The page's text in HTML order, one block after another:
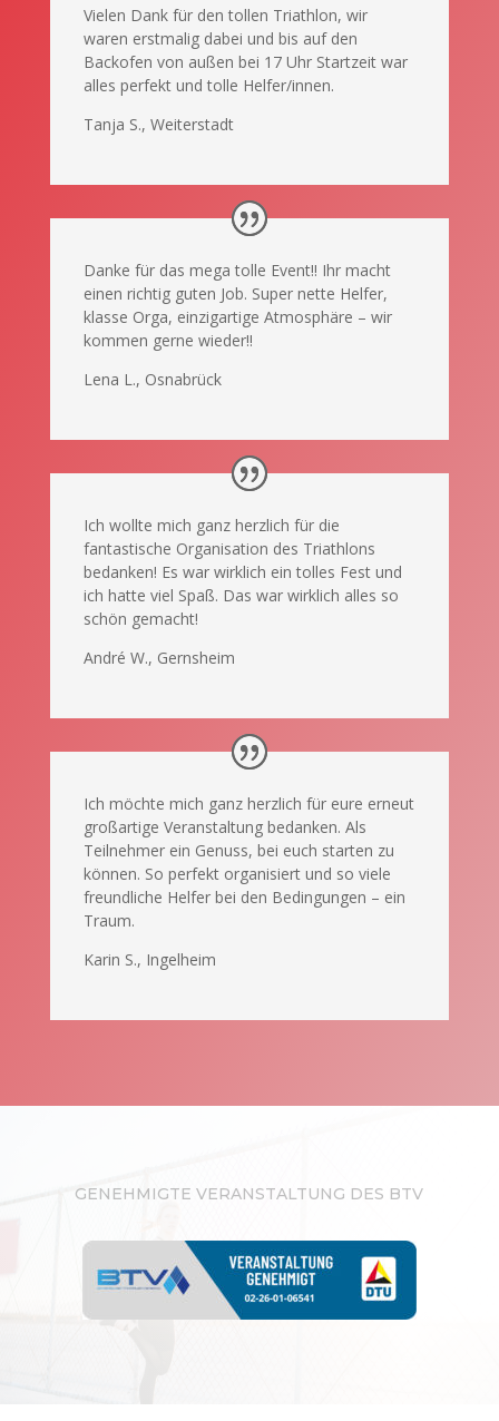
Vielen Dank für den tollen Triathlon, wir
waren erstmalig dabei und bis auf den
Backofen von außen bei 17 Uhr Startzeit war
alles perfekt und tolle Helfer/innen.
Tanja S., Weiterstadt
Danke für das mega tolle Event!! Ihr macht
einen richtig guten Job. Super nette Helfer,
klasse Orga, einzigartige Atmosphäre – wir
kommen gerne wieder!!
Lena L., Osnabrück
Ich wollte mich ganz herzlich für die
fantastische Organisation des Triathlons
bedanken! Es war wirklich ein tolles Fest und
ich hatte viel Spaß. Das war wirklich alles so
schön gemacht!
André W., Gernsheim
Ich möchte mich ganz herzlich für eure erneut
großartige Veranstaltung bedanken. Als
Teilnehmer ein Genuss, bei euch starten zu
können. So perfekt organisiert und so viele
freundliche Helfer bei den Bedingungen – ein
Traum.
Karin S., Ingelheim
GENEHMIGTE VERANSTALTUNG DES BTV